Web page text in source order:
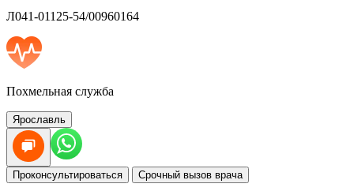
Л041-01125-54/00960164
Похмельная служба
Ярославль
Проконсультироваться Срочный вызов врача